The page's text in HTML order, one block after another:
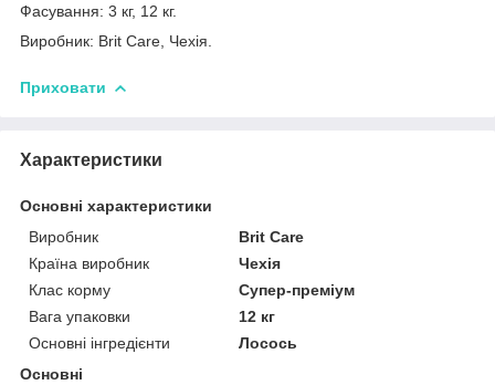
Фасування: 3 кг, 12 кг.
Виробник: Brit Care, Чехія.
Приховати
Характеристики
Основні характеристики
Виробник
Brit Care
Країна виробник
Чехія
Клас корму
Супер-преміум
Вага упаковки
12 кг
Основні інгредієнти
Лосось
Основні